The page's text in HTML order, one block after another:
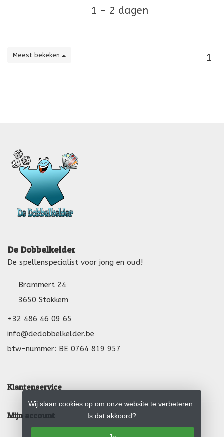
1 - 2 dagen
Meest bekeken 1
De Dobbelkelder
De spellenspecialist voor jong en oud!
Brammert 24
3650 Stokkem
+32 486 46 09 65
info@dedobbelkelder.be
btw-nummer: BE 0764 819 957
Klantenservice
Mijn account
Wij slaan cookies op om onze website te verbeteren.
Is dat akkoord?